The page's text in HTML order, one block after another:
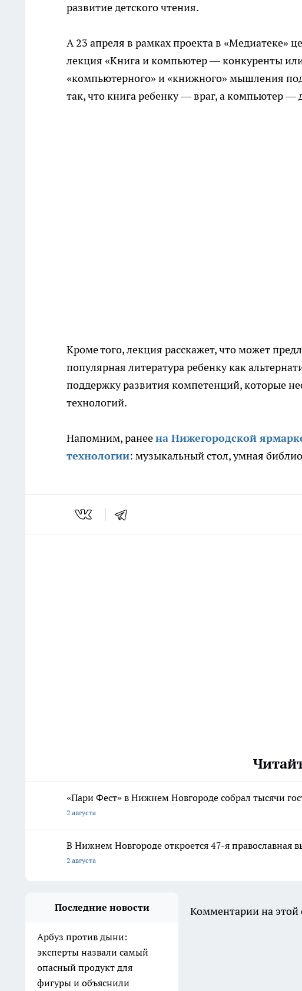
развитие детского чтения.
А 23 апреля в рамках проекта в «Медиатеке»
лекция «Книга и компьютер — конкуренты
«компьютерного» и «книжного» мышления
так, что книга ребенку — враг, а компьютер —
Кроме того, лекция расскажет, что может
популярная литература ребенку как
поддержку развития компетенций, которые
технологий.
Напомним, ранеена Нижегородской
технологии: музыкальный стол,умная
«Пари Фест» в Нижнем Новгороде собрал тысячи
2 августа
В Нижнем Новгороде откроется 47-я православная
2 августа
Последние новости
Арбуз против дыни:
эксперты назвали самый
опасный продукт для
фигуры и объяснили
Комментарии на